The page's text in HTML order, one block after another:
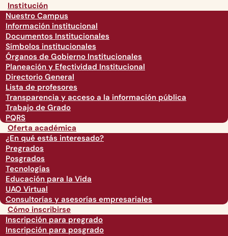
Institución
Nuestro Campus
Información institucional
Documentos Institucionales
Símbolos institucionales
Órganos de Gobierno Institucionales
Planeación y Efectividad Institucional
Directorio General
Lista de profesores
Transparencia y acceso a la información pública
Trabajo de Grado
PQRS
Oferta académica
¿En qué estás interesado?
Pregrados
Posgrados
Tecnologías
Educación para la Vida
UAO Virtual
Consultorías y asesorías empresariales
Cómo inscribirse
Inscripción para pregrado
Inscripción para posgrado